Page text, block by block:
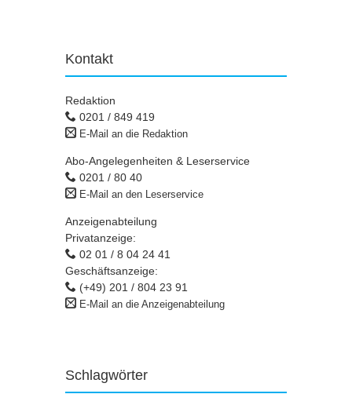
Kontakt
Redaktion
0201 / 849 419
E-Mail an die Redaktion
Abo-Angelegenheiten & Leserservice
0201 / 80 40
E-Mail an den Leserservice
Anzeigenabteilung
Privatanzeige:
02 01 / 8 04 24 41
Geschäftsanzeige:
(+49) 201 / 804 23 91
E-Mail an die Anzeigenabteilung
Schlagwörter